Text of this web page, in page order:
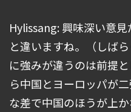
Hylissang: 興味深い意
と違いますね。（しば
に強みが違うのは前提
ら中国とヨーロッパが
な差で中国のほうが上